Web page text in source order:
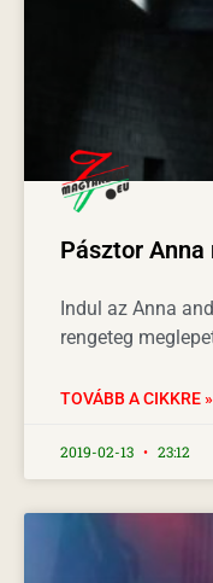
Pásztor
Indul az Anna
rengeteg
TOVÁBB A CIKKRE »
2019-02-13 23:12